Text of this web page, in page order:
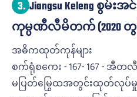
3. Jiangsu Keleng စွမ်
ကုမ္ပဏီလီမိတက်
အဓိကထုတ်ကုန်များ
စက်ရုံစကေး - 167- 167 -
မပြတ်မြွေထအတွင်းထုတ်လုပ်မှု